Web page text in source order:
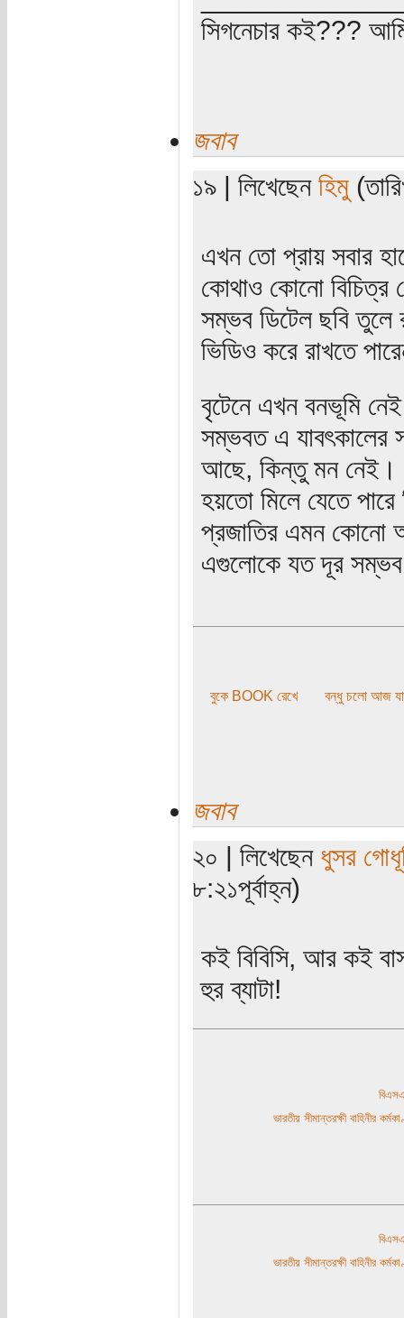
সিগনেচার কই???
জবাব
১৯ | লিখেছেনহিমু
এখন তো প্রায় সবার
কোথাও কোনো বিচিত্র
সম্ভব ডিটেল ছবি
ভিডিও করে রাখতে
বৃটেনে এখন বনভূমি
সম্ভবত এ যাবৎকালের
আছে, কিন্তু মন নেই।
হয়তো মিলে যেতে
প্রজাতির এমন কোনো
এগুলোকে যত দূর সম্ভব
বুকে BOOK রেখে বন্ধু চলো আজ
জবাব
২০ | লিখেছেন ধুসর
৮:২১পূর্বাহ্ন)
কই বিবিসি, আর কই
হুর ব্যাটা!
ভারতীয় সীমান্তরক্ষী বাহিনীর
ভারতীয় সীমান্তরক্ষী বাহিনীর